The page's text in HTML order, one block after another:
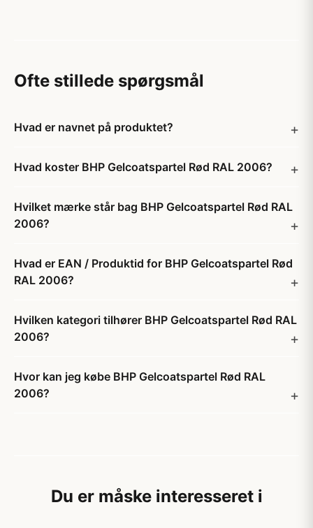
Ofte stillede spørgsmål
Hvad er navnet på produktet?
Hvad koster BHP Gelcoatspartel Rød RAL 2006?
Hvilket mærke står bag BHP Gelcoatspartel Rød RAL
2006?
Hvad er EAN / Produktid for BHP Gelcoatspartel Rød
RAL 2006?
Hvilken kategori tilhører BHP Gelcoatspartel Rød RAL
2006?
Hvor kan jeg købe BHP Gelcoatspartel Rød RAL
2006?
Du er måske interesseret i